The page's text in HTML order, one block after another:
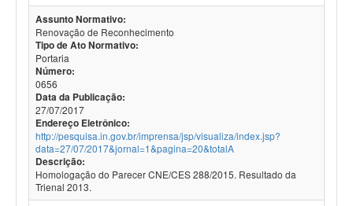
Assunto Normativo:
Renovação de Reconhecimento
Tipo de Ato Normativo:
Portaria
Número:
0656
Data da Publicação:
27/07/2017
Endereço Eletrônico:
http://pesquisa.in.gov.br/imprensa/jsp/visualiza/index.jsp?
data=27/07/2017&jornal=1&pagina=20&totalA
Descrição:
Homologação do Parecer CNE/CES 288/2015. Resultado da
Trienal 2013.